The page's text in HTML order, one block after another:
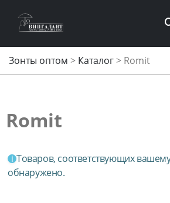
Зонты оптом > Каталог> Romit
Romit
Товаров, соответствующих
обнаружено.